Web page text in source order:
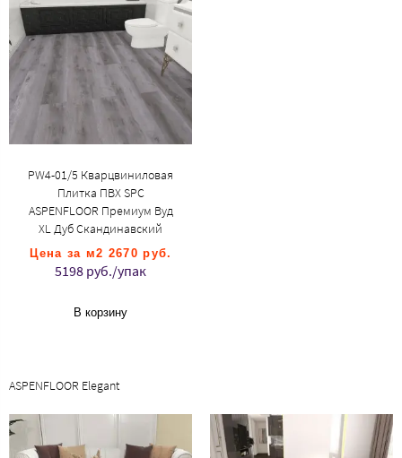
PW4-01/5 Кварцвиниловая
Плитка ПВХ SPC
ASPENFLOOR Премиум Вуд
XL Дуб Скандинавский
Цена за м2 2670 руб.
5198 руб./упак
В корзину
ASPENFLOOR Elegant